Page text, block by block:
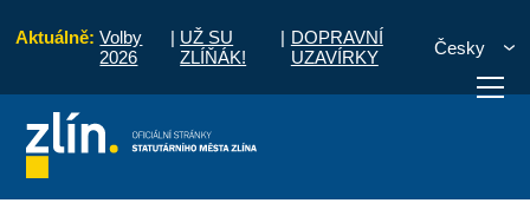
Aktuálně: Volby
2026
| UŽ SU
ZLÍŇÁK!
| DOPRAVNÍ
UZAVÍRKY
Česky